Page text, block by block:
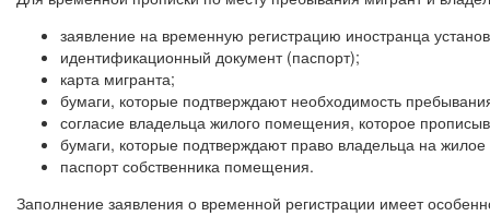
заявление на временную регистрацию иностранца
идентификационный документ (паспорт);
карта мигранта;
бумаги, которые подтверждают необходимость
согласие владельца жилого помещения, которое
бумаги, которые подтверждают право владельца на
паспорт собственника помещения.
Заполнение заявления о временной регистрации имеет